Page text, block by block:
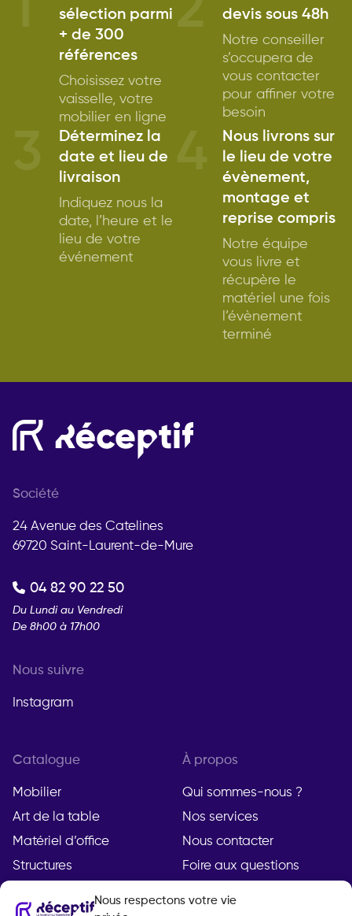
Nous respectons votre vie
sélection parmi
+ de 300
références
Choisissez votre
vaisselle, votre
mobilier en ligne
devis sous 48h
Notre conseiller
s’occupera de
vous contacter
pour affiner votre
besoin
Déterminez la
date et lieu de
livraison
Indiquez nous la
date, l’heure et le
lieu de votre
événement
Nous livrons sur
le lieu de votre
évènement,
montage et
reprise compris
Notre équipe
vous livre et
récupère le
matériel une fois
l’évènement
terminé
Société
24 Avenue des Catelines
69720 Saint-Laurent-de-Mure
04 82 90 22 50
Du Lundi au Vendredi
De 8h00 à 17h00
Nous suivre
Instagram
Catalogue
Mobilier
Art de la table
Matériel d’office
Structures
À propos
Qui sommes-nous ?
Nos services
Nous contacter
Foire aux questions